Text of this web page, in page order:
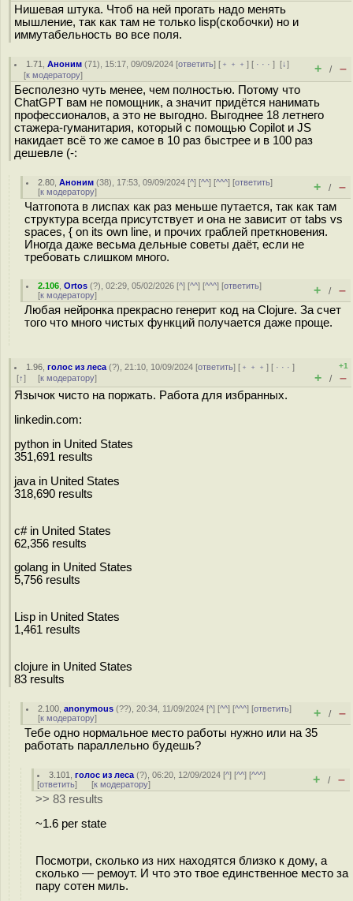
Нишевая штука. Чтоб на ней прогать надо менять
мышление, так как там не только lisp(скобочки) но и
иммутабельность во все поля.
1.71 ,Аноним (71), 15:17, 09/09/2024 [ответить] [ ﹢﹢﹢] [ · · ·][↓]
[к модератору] + / –
Бесполезно чуть менее, чем полностью. Потому что
ChatGPT вам не помощник, а значит придётся нанимать
профессионалов, а это не выгодно. Выгоднее 18 летнего
стажера-гуманитария, который с помощью Copilot и JS
накидает всё то же самое в 10 раз быстрее и в 100 раз
дешевле (-:
2.80 ,Аноним (38), 17:53, 09/09/2024 [^] [^^] [^^^] [ответить]
[к модератору] + / –
Чатгопота в лиспах как раз меньше путается, так как там
структура всегда присутствует и она не зависит от tabs vs
spaces, { on its own line, и прочих граблей преткновения.
Иногда даже весьма дельные советы даёт, если не
требовать слишком много.
2.106 ,Ortos (?), 02:29, 05/02/2026 [^] [^^] [^^^] [ответить]
[к модератору] + / –
Любая нейронка прекрасно генерит код на Clojure. За счет
того что много чистых функций получается даже проще.
1.96 ,голос из леса (?), 21:10, 10/09/2024 [ответить] [ ﹢﹢﹢] [ · · ·]
[↑] [к модератору]
+1
+ / –
Язычок чисто на поржать. Работа для избранных.
linkedin.com:
python in United States
351,691 results
java in United States
318,690 results
c# in United States
62,356 results
golang in United States
5,756 results
Lisp in United States
1,461 results
clojure in United States
83 results
2.100 ,anonymous (??), 20:34, 11/09/2024 [^] [^^] [^^^] [ответить]
[к модератору] + / –
Тебе одно нормальное место работы нужно или на 35
работать параллельно будешь?
3.101 ,голос из леса (?), 06:20, 12/09/2024 [^] [^^] [^^^]
[ответить] [к модератору] + / –
>> 83 results
~1.6 per state
Посмотри, сколько из них находятся близко к дому, а
сколько — ремоут. И что это твое единственное место за
пару сотен миль.